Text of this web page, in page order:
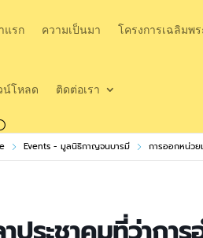
แรก ความเป็นมา โครงการเฉลิมพร
น์โหลด ติดต่อเรา
Events - มูลนิธิกาญจนบารมี การออกหน่วย